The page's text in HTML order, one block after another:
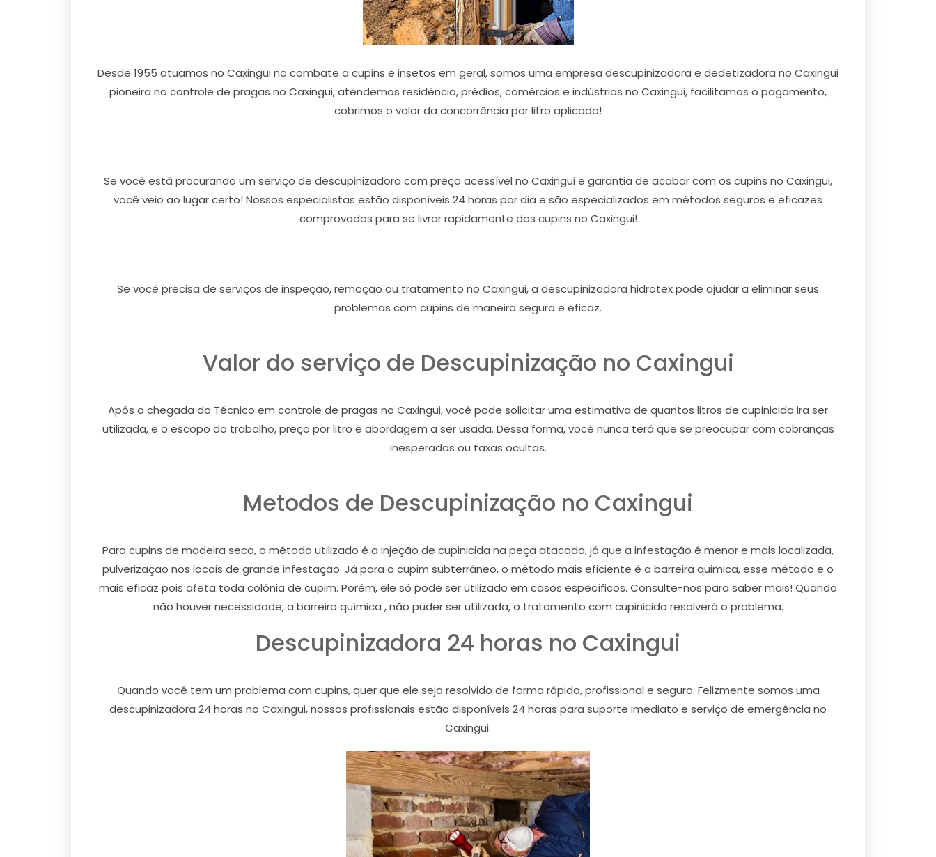
Desde 1955 atuamos no Caxingui no combate a cupins e insetos em geral, somos uma empresa descupinizadora e dedetizadora no Caxingui
pioneira no controle de pragas no Caxingui, atendemos residência, prédios, comércios e indústrias no Caxingui, facilitamos o pagamento,
cobrimos o valor da concorrência por litro aplicado!
Se você está procurando um serviço de descupinizadora com preço acessível no Caxingui e garantia de acabar com os cupins no Caxingui,
você veio ao lugar certo! Nossos especialistas estão disponíveis 24 horas por dia e são especializados em métodos seguros e eficazes
comprovados para se livrar rapidamente dos cupins no Caxingui!
Se você precisa de serviços de inspeção, remoção ou tratamento no Caxingui, a descupinizadora hidrotex pode ajudar a eliminar seus
problemas com cupins de maneira segura e eficaz.
Valor do serviço de Descupinização no Caxingui
Após a chegada do Técnico em controle de pragas no Caxingui, você pode solicitar uma estimativa de quantos litros de cupinicida ira ser
utilizada, e o escopo do trabalho, preço por litro e abordagem a ser usada. Dessa forma, você nunca terá que se preocupar com cobranças
inesperadas ou taxas ocultas.
Metodos de Descupinização no Caxingui
Para cupins de madeira seca, o método utilizado é a injeção de cupinicida na peça atacada, já que a infestação é menor e mais localizada,
pulverização nos locais de grande infestação. Já para o cupim subterrâneo, o método mais eficiente é a barreira quimica, esse método e o
mais eficaz pois afeta toda colônia de cupim. Porém, ele só pode ser utilizado em casos específicos. Consulte-nos para saber mais! Quando
não houver necessidade, a barreira química , não puder ser utilizada, o tratamento com cupinicida resolverá o problema.
Descupinizadora 24 horas no Caxingui
Quando você tem um problema com cupins, quer que ele seja resolvido de forma rápida, profissional e seguro. Felizmente somos uma
descupinizadora 24 horas no Caxingui, nossos profissionais estão disponíveis 24 horas para suporte imediato e serviço de emergência no
Caxingui.